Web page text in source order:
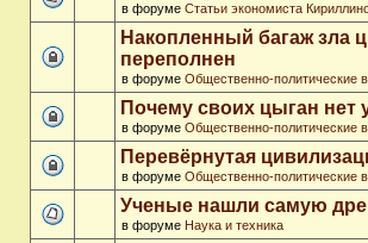
в форуме Статьи экономиста
Накопленный багаж зла
переполнен
в форуме Общественно-политические
Почему своих цыган нет
в форуме Общественно-политические
Перевёрнутая
в форуме Общественно-политические
Ученые нашли самую
в форуме Наука и техника